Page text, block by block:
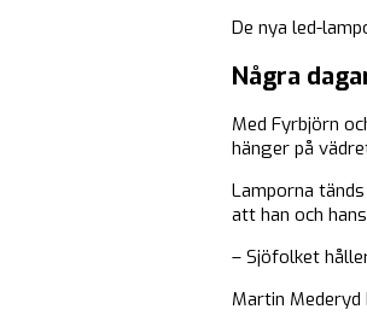
De nya led-
Några
Med Fyrbjörn
hänger på
Lamporna
att han och
– Sjöfolket
Martin Mederyd